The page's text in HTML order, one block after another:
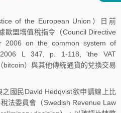
of the European Union）日前
歐盟增值稅指令（Council Directive
2006 on the common system of
L 347, p. 1-118, ‘the VAT
bitcoin）與其他傳統通貨的兌換交易
國民David Hedqvist欲申請線上比
法委員會（Swedish Revenue Law